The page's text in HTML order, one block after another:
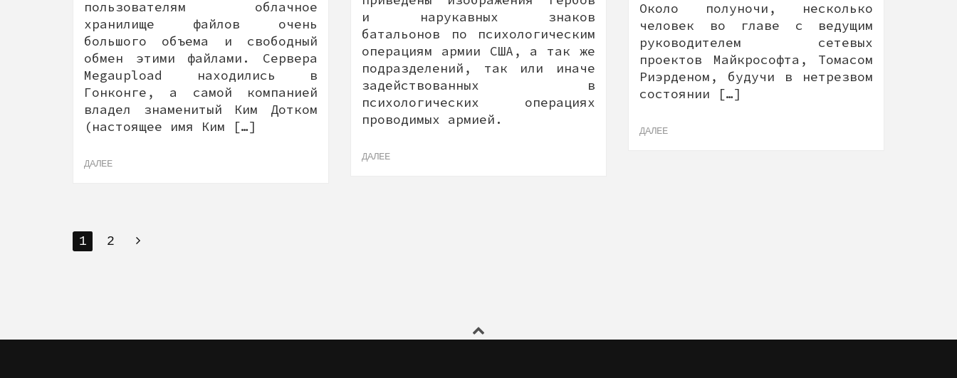
Около полуночи, несколько
человек во главе с ведущим
руководителем сетевых
проектов Майкрософта, Томасом
Риэрденом, будучи в нетрезвом
состоянии […]
ДАЛЕЕ
и нарукавных знаков
батальонов по психологическим
операциям армии США, а так же
подразделений, так или иначе
задействованных в
психологических операциях
проводимых армией.
ДАЛЕЕ
пользователям облачное
хранилище файлов очень
большого объема и свободный
обмен этими файлами. Сервера
Megaupload находились в
Гонконге, а самой компанией
владел знаменитый Ким Дотком
(настоящее имя Ким […]
ДАЛЕЕ
P
S
1 2